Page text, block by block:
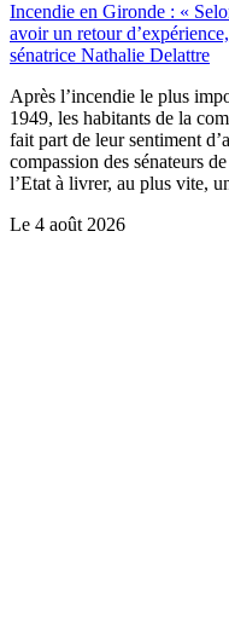
Incendie en Gironde : «
avoir un retour
sénatrice Nathalie Delattre
Après l’incendie le plus
1949, les habitants de la
fait part de leur sentiment
compassion des sénateurs
l’Etat à livrer, au plus vite,
Le 4 août 2026